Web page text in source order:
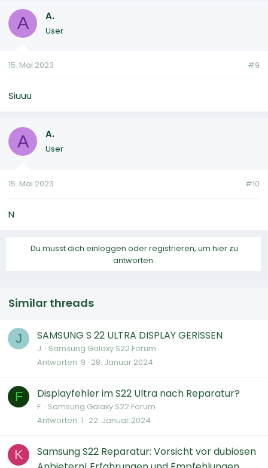
A A.
User
15. Mai 2023 #9
Siuuu
A A.
User
15. Mai 2023 #10
N
Du musst dich einloggen oder registrieren, um hier zu
antworten.
Similar threads
J SAMSUNG S 22 ULTRA DISPLAY GERISSEN
J. Samsung Galaxy S22 Forum
Antworten 9 28. Januar 2024
F Displayfehler im S22 Ultra nach Reparatur?
F. Samsung Galaxy S22 Forum
Antworten 1 22. Januar 2024
K
Samsung S22 Reparatur: Vorsicht vor dubiosen